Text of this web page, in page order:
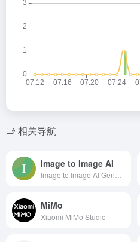
相关导航
Image to Image AI
MiMo
Xiaomi MiMo Studio